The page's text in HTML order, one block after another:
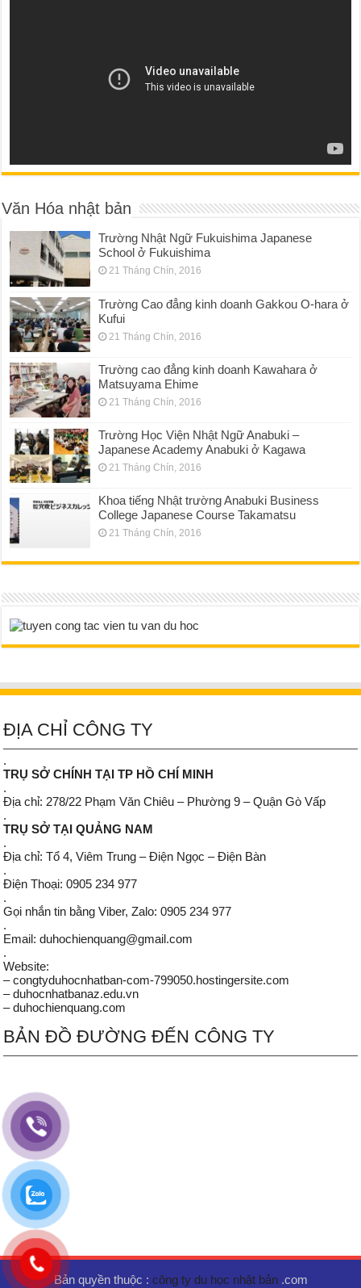
Văn Hóa nhật bản
Trường Nhật Ngữ Fukuishima Japanese
School ở Fukuishima
21 Tháng Chín, 2016
Trường Cao đẳng kinh doanh Gakkou O-hara ở
Kufui
21 Tháng Chín, 2016
Trường cao đẳng kinh doanh Kawahara ở
Matsuyama Ehime
21 Tháng Chín, 2016
Trường Học Viện Nhật Ngữ Anabuki –
Japanese Academy Anabuki ở Kagawa
21 Tháng Chín, 2016
Khoa tiếng Nhật trường Anabuki Business
College Japanese Course Takamatsu
21 Tháng Chín, 2016
ĐỊA CHỈ CÔNG TY
.
TRỤ SỞ CHÍNH TẠI TP HỒ CHÍ MINH
.
Địa chỉ: 278/22 Phạm Văn Chiêu – Phường 9 – Quận Gò Vấp
.
TRỤ SỞ TẠI QUẢNG NAM
.
Địa chỉ: Tổ 4, Viêm Trung – Điện Ngọc – Điện Bàn
.
Điện Thoại: 0905 234 977
.
Gọi nhắn tin bằng Viber, Zalo: 0905 234 977
.
Email: duhochienquang@gmail.com
.
Website:
– congtyduhocnhatban-com-799050.hostingersite.com
– duhocnhatbanaz.edu.vn
– duhochienquang.com
BẢN ĐỒ ĐƯỜNG ĐẾN CÔNG TY
Bản quyền thuộc : công ty du học nhật bản .com